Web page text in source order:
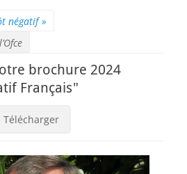
négatif »
brochure 2024
Français"
Télécharger